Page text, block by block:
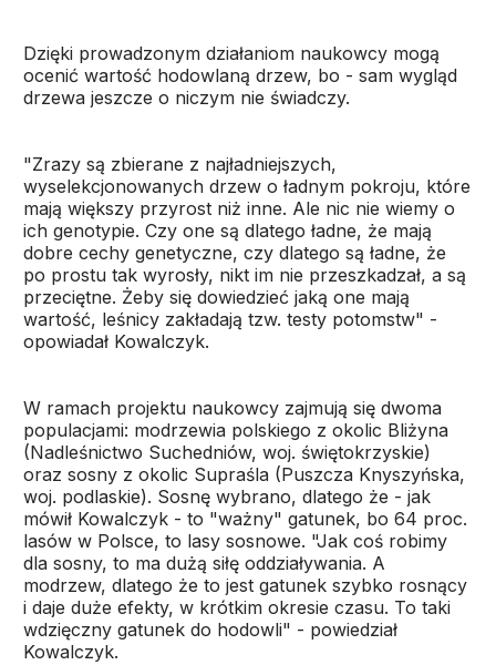
Dzięki prowadzonym działaniom naukowcy mogą
ocenić wartość hodowlaną drzew, bo - sam wygląd
drzewa jeszcze o niczym nie świadczy.
"Zrazy są zbierane z najładniejszych,
wyselekcjonowanych drzew o ładnym pokroju, które
mają większy przyrost niż inne. Ale nic nie wiemy o
ich genotypie. Czy one są dlatego ładne, że mają
dobre cechy genetyczne, czy dlatego są ładne, że
po prostu tak wyrosły, nikt im nie przeszkadzał, a są
przeciętne. Żeby się dowiedzieć jaką one mają
wartość, leśnicy zakładają tzw. testy potomstw" -
opowiadał Kowalczyk.
W ramach projektu naukowcy zajmują się dwoma
populacjami: modrzewia polskiego z okolic Bliżyna
(Nadleśnictwo Suchedniów, woj. świętokrzyskie)
oraz sosny z okolic Supraśla (Puszcza Knyszyńska,
woj. podlaskie). Sosnę wybrano, dlatego że - jak
mówił Kowalczyk - to "ważny" gatunek, bo 64 proc.
lasów w Polsce, to lasy sosnowe. "Jak coś robimy
dla sosny, to ma dużą siłę oddziaływania. A
modrzew, dlatego że to jest gatunek szybko rosnący
i daje duże efekty, w krótkim okresie czasu. To taki
wdzięczny gatunek do hodowli" - powiedział
Kowalczyk.